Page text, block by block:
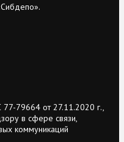
79664 от 27.11.2020 г.,
в сфере связи,
коммуникаций